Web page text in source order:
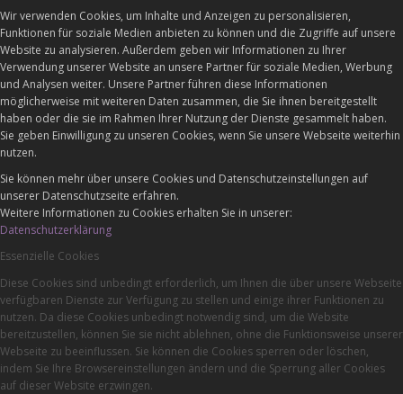
Wir verwenden Cookies, um Inhalte und Anzeigen zu personalisieren,
Funktionen für soziale Medien anbieten zu können und die Zugriffe auf unsere
Website zu analysieren. Außerdem geben wir Informationen zu Ihrer
Verwendung unserer Website an unsere Partner für soziale Medien, Werbung
und Analysen weiter. Unsere Partner führen diese Informationen
möglicherweise mit weiteren Daten zusammen, die Sie ihnen bereitgestellt
haben oder die sie im Rahmen Ihrer Nutzung der Dienste gesammelt haben.
Sie geben Einwilligung zu unseren Cookies, wenn Sie unsere Webseite weiterhin
nutzen.
Sie können mehr über unsere Cookies und Datenschutzeinstellungen auf
unserer Datenschutzseite erfahren.
Weitere Informationen zu Cookies erhalten Sie in unserer:
Datenschutzerklärung
Essenzielle Cookies
Diese Cookies sind unbedingt erforderlich, um Ihnen die über unsere Webseite
verfügbaren Dienste zur Verfügung zu stellen und einige ihrer Funktionen zu
nutzen. Da diese Cookies unbedingt notwendig sind, um die Website
bereitzustellen, können Sie sie nicht ablehnen, ohne die Funktionsweise unserer
Webseite zu beeinflussen. Sie können die Cookies sperren oder löschen,
indem Sie Ihre Browsereinstellungen ändern und die Sperrung aller Cookies
auf dieser Website erzwingen.